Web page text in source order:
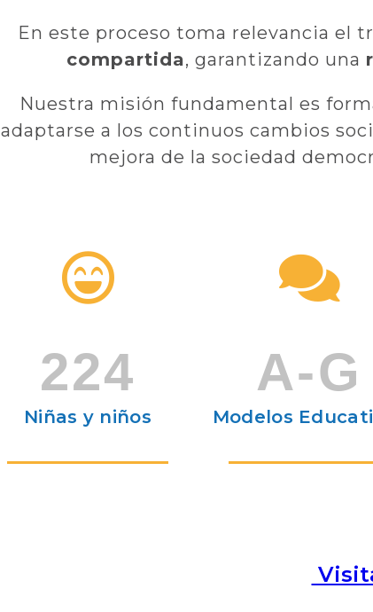
En este proceso toma relevancia el
compartida, garantizando una
Nuestra misión fundamental es
adaptarse a los continuos cambios
mejora de la sociedad
224
Niñas y niños
A-G
Modelos